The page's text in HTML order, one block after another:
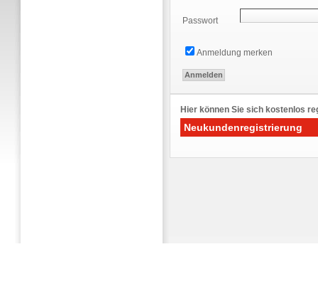
Passwort
Anmeldung merken
Hier können Sie sich kostenlos
Neukundenregistrierung